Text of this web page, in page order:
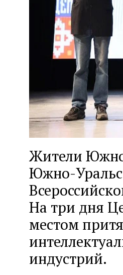
Жители
Южно-
На три дня
местом
индустрий.